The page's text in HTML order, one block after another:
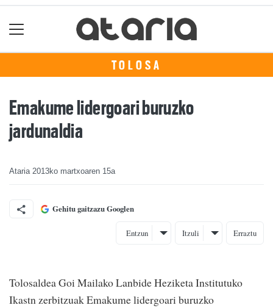
TOLOSA
Emakume lidergoari buruzko
jardunaldia
Ataria 2013ko martxoaren 15a
Gehitu gaitzazu Googlen
Entzun Itzuli Erraztu
Tolosaldea Goi Mailako Lanbide Heziketa Institutuko
Ikastn zerbitzuak Emakume lidergoari buruzko